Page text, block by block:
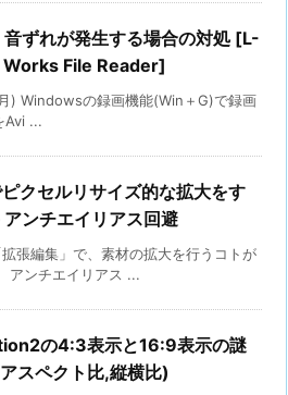
ずれが発生する場合の対処 [L-
Works File Reader]
) Windowsの録画機能(Win＋G)で録画
Avi ...
クセルリサイズ的な拡大をす
アンチエイリアス回避
張編集」で、素材の拡大を行うコトが
アンチエイリアス ...
の4:3表示と16:9表示の謎
スペクト比,縦横比)